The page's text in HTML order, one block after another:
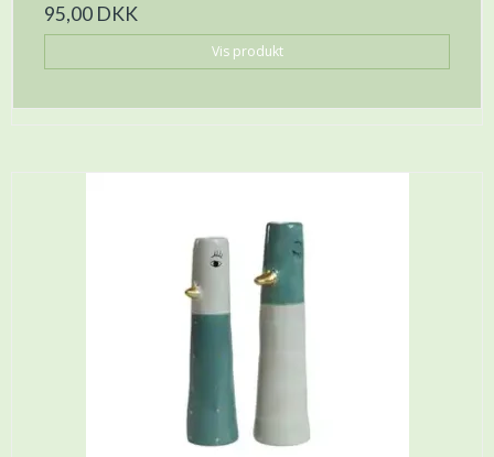
95,00 DKK
Vis produkt